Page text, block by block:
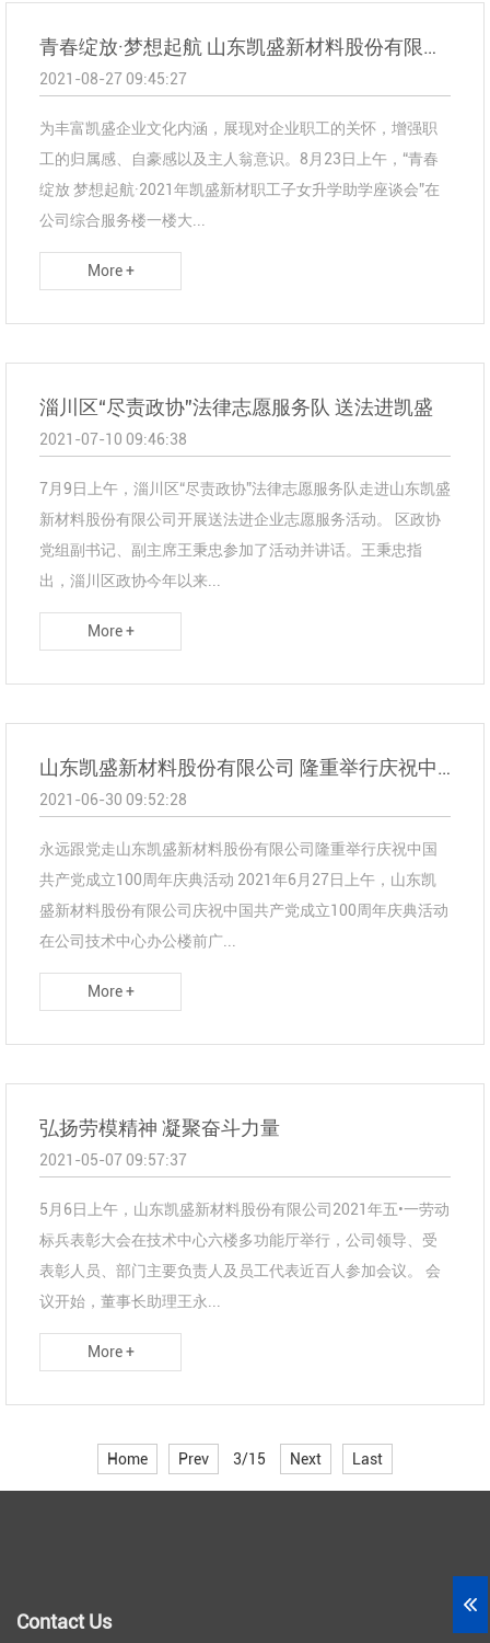
青春绽放·梦想起航 山东凯盛新材料股份有限公司举行2021年职工子女升学助学座谈会
2021-08-27 09:45:27
为丰富凯盛企业文化内涵，展现对企业职工的关怀，增强职
工的归属感、自豪感以及主人翁意识。8月23日上午，“青春
绽放 梦想起航·2021年凯盛新材职工子女升学助学座谈会”在
公司综合服务楼一楼大...
More +
淄川区“尽责政协”法律志愿服务队 送法进凯盛
2021-07-10 09:46:38
7月9日上午，淄川区“尽责政协”法律志愿服务队走进山东凯盛
新材料股份有限公司开展送法进企业志愿服务活动。 区政协
党组副书记、副主席王秉忠参加了活动并讲话。王秉忠指
出，淄川区政协今年以来...
More +
山东凯盛新材料股份有限公司 隆重举行庆祝中国共产党成立100周年庆典活动
2021-06-30 09:52:28
永远跟党走山东凯盛新材料股份有限公司隆重举行庆祝中国
共产党成立100周年庆典活动 2021年6月27日上午，山东凯
盛新材料股份有限公司庆祝中国共产党成立100周年庆典活动
在公司技术中心办公楼前广...
More +
弘扬劳模精神 凝聚奋斗力量
2021-05-07 09:57:37
5月6日上午，山东凯盛新材料股份有限公司2021年五•一劳动
标兵表彰大会在技术中心六楼多功能厅举行，公司领导、受
表彰人员、部门主要负责人及员工代表近百人参加会议。 会
议开始，董事长助理王永...
More +
Home Prev 3/15 Next Last
Contact Us